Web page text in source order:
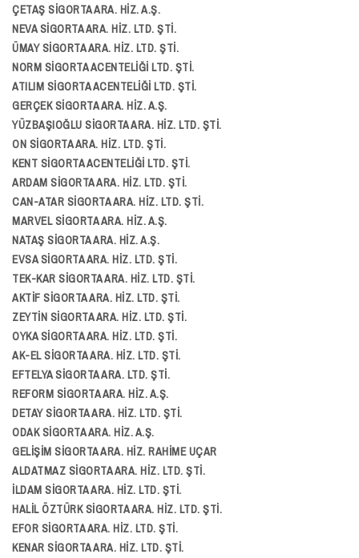
ÇETAŞ SİGORTA ARA. HİZ. A.Ş.
NEVA SİGORTA ARA. HİZ. LTD. ŞTİ.
ÜMAY SİGORTA ARA. HİZ. LTD. ŞTİ.
NORM SİGORTA ACENTELİĞİ LTD. ŞTİ.
ATILIM SİGORTA ACENTELİĞİ LTD. ŞTİ.
GERÇEK SİGORTA ARA. HİZ. A.Ş.
YÜZBAŞIOĞLU SİGORTA ARA. HİZ. LTD. ŞTİ.
ON SİGORTA ARA. HİZ. LTD. ŞTİ.
KENT SİGORTA ACENTELİĞİ LTD. ŞTİ.
ARDAM SİGORTA ARA. HİZ. LTD. ŞTİ.
CAN-ATAR SİGORTA ARA. HİZ. LTD. ŞTİ.
MARVEL SİGORTA ARA. HİZ. A.Ş.
NATAŞ SİGORTA ARA. HİZ. A.Ş.
EVSA SİGORTA ARA. HİZ. LTD. ŞTİ.
TEK-KAR SİGORTA ARA. HİZ. LTD. ŞTİ.
AKTİF SİGORTA ARA. HİZ. LTD. ŞTİ.
ZEYTİN SİGORTA ARA. HİZ. LTD. ŞTİ.
OYKA SİGORTA ARA. HİZ. LTD. ŞTİ.
AK-EL SİGORTA ARA. HİZ. LTD. ŞTİ.
EFTELYA SİGORTA ARA. LTD. ŞTİ.
REFORM SİGORTA ARA. HİZ. A.Ş.
DETAY SİGORTA ARA. HİZ. LTD. ŞTİ.
ODAK SİGORTA ARA. HİZ. A.Ş.
GELİŞİM SİGORTA ARA. HİZ. RAHİME UÇAR
ALDATMAZ SİGORTA ARA. HİZ. LTD. ŞTİ.
İLDAM SİGORTA ARA. HİZ. LTD. ŞTİ.
HALİL ÖZTÜRK SİGORTA ARA. HİZ. LTD. ŞTİ.
EFOR SİGORTA ARA. HİZ. LTD. ŞTİ.
KENAR SİGORTA ARA. HİZ. LTD. ŞTİ.